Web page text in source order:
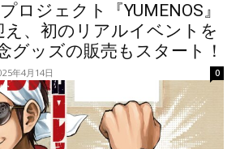
ロジェクト『YUMENOS』
え、初のリアルイベントを
グッズの販売もスタート！
年4月14日 0